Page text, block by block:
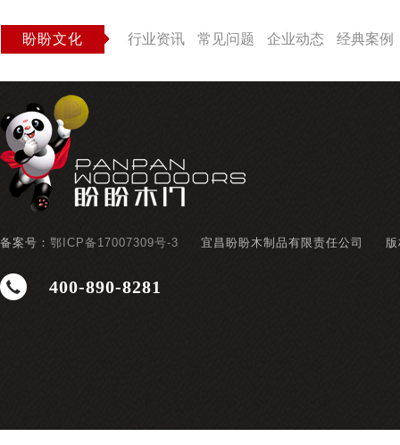
盼盼文化 行业资讯 常见问题 企业动态 经典案例
备案号： 鄂ICP备17007309号-3 宜昌盼盼木制品有限责任公司
400-890-8281